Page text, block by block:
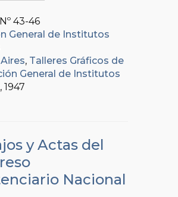
43-46
General de Institutos
, Talleres Gráficos de
General de Institutos
, 1947
y Actas del
Nacional